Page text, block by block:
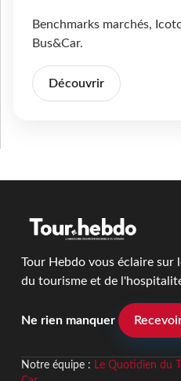
Benchmarks marchés,
Bus&Car.
Découvrir
Tour Hebdo vous éclaire sur
du tourisme et de
Ne rien manquer
Notre équipe : Le Quotidien du